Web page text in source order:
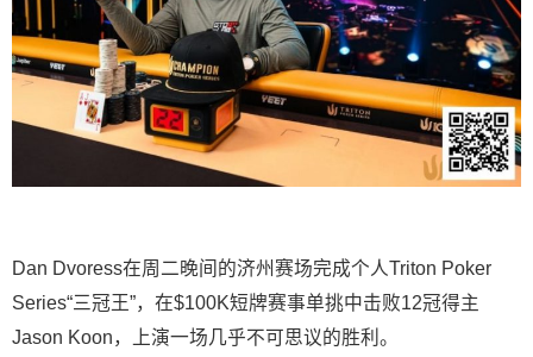
Dan Dvoress在周二晚间的济州赛场完成个人Triton Poker
Series“三冠王”，在$100K短牌赛事单挑中击败12冠得主
Jason Koon，上演一场几乎不可思议的胜利。